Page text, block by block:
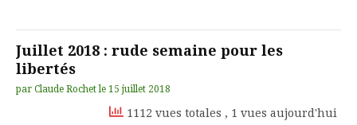
Juillet 2018 : rude semaine pour les
libertés
par Claude Rochet le 15 juillet 2018
1112 vues totales , 1 vues aujourd'hui